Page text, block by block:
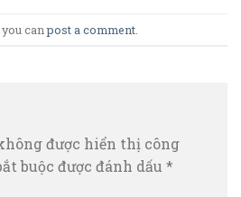
you canpost a comment
được hiển thị công
buộc được đánh dấu *